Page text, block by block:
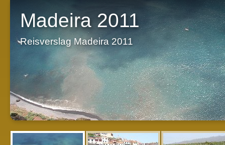
Madeira 2011
Reisverslag Madeira 2011